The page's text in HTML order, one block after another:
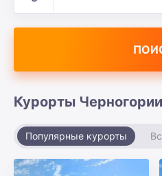
Курорты Черногории
Популярные курорты